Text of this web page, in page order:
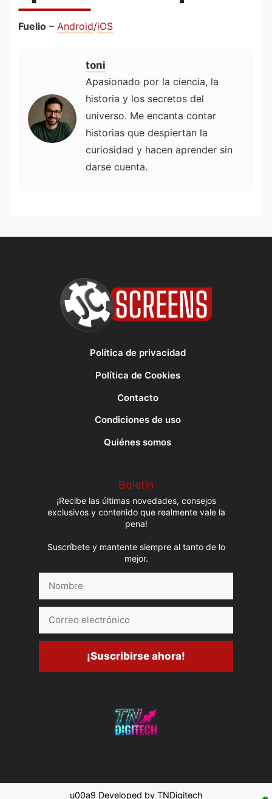
Fuelio – Android/iOS
toni
Apasionado por la ciencia, la
historia y los secretos del
universo. Me encanta contar
historias que despiertan la
curiosidad y hacen aprender sin
darse cuenta.
Política de privacidad
Política de Cookies
Contacto
Condiciones de uso
Quiénes somos
Boletín
¡Recibe las últimas novedades, consejos
exclusivos y contenido que realmente vale la
pena!
Suscríbete y mantente siempre al tanto de lo
mejor.
electrónico
¡Suscribirse ahora!